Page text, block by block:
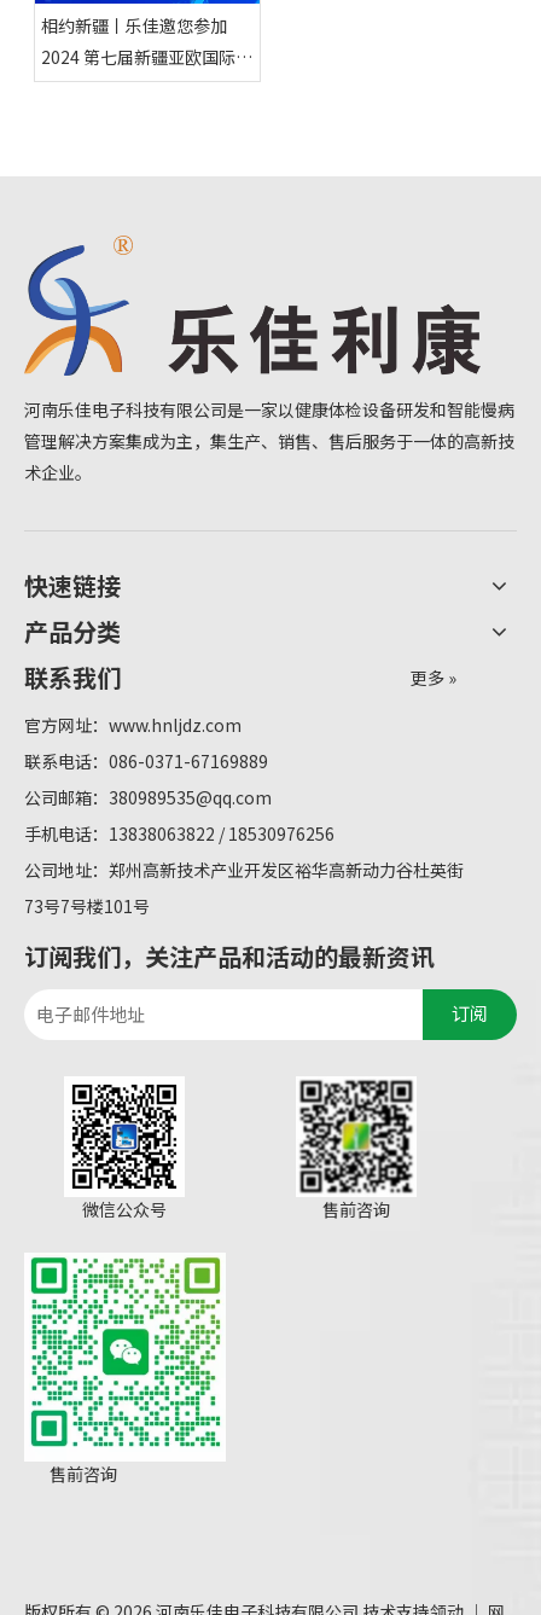
相约新疆丨乐佳邀您参加
2024 第七届新疆亚欧国际医
疗器械博览会
河南乐佳电子科技有限公司是一家以健康体检设备研发和智能慢病
管理解决方案集成为主，集生产、销售、售后服务于一体的高新技
术企业。
快速链接
产品分类
联系我们
更多 »
官方网址： www.hnljdz.com
联系电话：086-0371-67169889
公司邮箱： 380989535@qq.com
手机电话：13838063822 / 18530976256
公司地址：郑州高新技术产业开发区裕华高新动力谷杜英街
73号7号楼101号
订阅我们，关注产品和活动的最新资讯
订阅
微信公众号 售前咨询
售前咨询